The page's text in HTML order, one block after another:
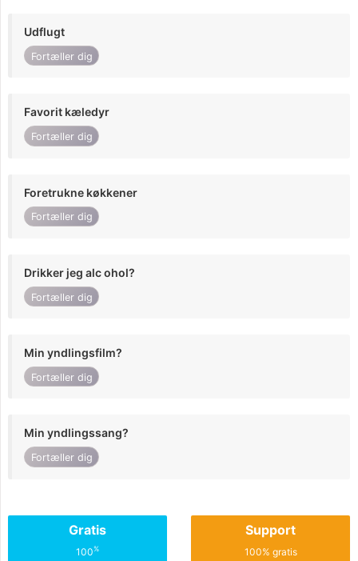
Udflugt
Fortæller dig
Favorit kæledyr
Fortæller dig
Foretrukne køkkener
Fortæller dig
Drikker jeg alc ohol?
Fortæller dig
Min yndlingsfilm?
Fortæller dig
Min yndlingssang?
Fortæller dig
Gratis
100%
Support
100% gratis